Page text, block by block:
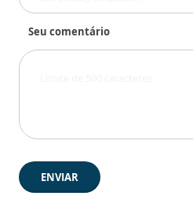
Seu comentário
ENVIAR